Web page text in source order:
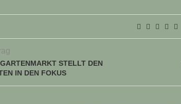
STELLT DEN
IN DEN FOKUS